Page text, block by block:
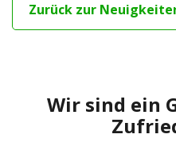
Zurück zur
Wir sind ein